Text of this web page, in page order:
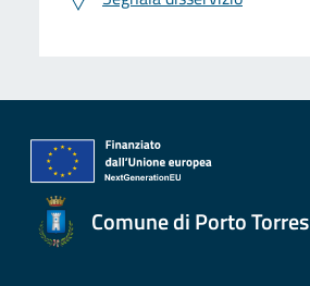
Comune di Porto Torres